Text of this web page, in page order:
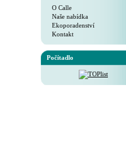
O Calle
Naše nabídka
Ekoporadenství
Kontakt
Počítadlo